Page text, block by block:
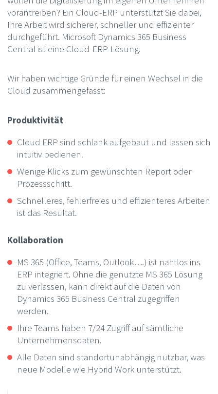
vorantreiben? Ein Cloud-ERP unterstützt Sie dabei,
Ihre Arbeit wird sicherer, schneller und effizienter
durchgeführt. Microsoft Dynamics 365 Business
Central ist eine Cloud-ERP-Lösung.
Wir haben wichtige Gründe für einen Wechsel in die
Cloud zusammengefasst:
Produktivität
Cloud ERP sind schlank aufgebaut und lassen sich
intuitiv bedienen.
Wenige Klicks zum gewünschten Report oder
Prozessschritt.
Schnelleres, fehlerfreies und effizienteres Arbeiten
ist das Resultat.
Kollaboration
MS 365 (Office, Teams, Outlook….) ist nahtlos ins
ERP integriert. Ohne die genutzte MS 365 Lösung
zu verlassen, kann direkt auf die Daten von
Dynamics 365 Business Central zugegriffen
werden.
Ihre Teams haben 7/24 Zugriff auf sämtliche
Unternehmensdaten.
Alle Daten sind standortunabhängig nutzbar, was
neue Modelle wie Hybrid Work unterstützt.